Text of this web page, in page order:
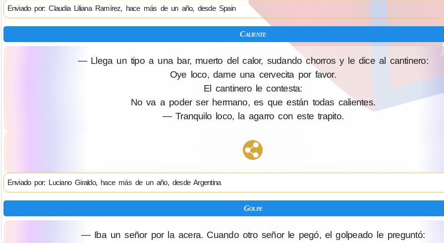
Enviado por: Claudia Liliana Ramírez, hace más de un año, desde Spain
Caliente
— Llega un tipo a una bar, muerto del calor, sudando chorros y le dice al cantinero:
Oye loco, dame una cervecita por favor.
El cantinero le contesta:
No va a poder ser hermano, es que están todas calientes.
— Tranquilo loco, la agarro con este trapito.
Enviado por: Luciano Giraldo, hace más de un año, desde Argentina
Golpe
— Iba un señor por la acera. Cuando otro señor le pegó, el golpeado le preguntó: